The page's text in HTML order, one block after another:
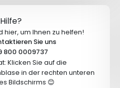
hier, um Ihnen zu helfen!
Sie uns
800 0009737
Klicken Sie auf die
in der rechten unteren
Bildschirms 😊